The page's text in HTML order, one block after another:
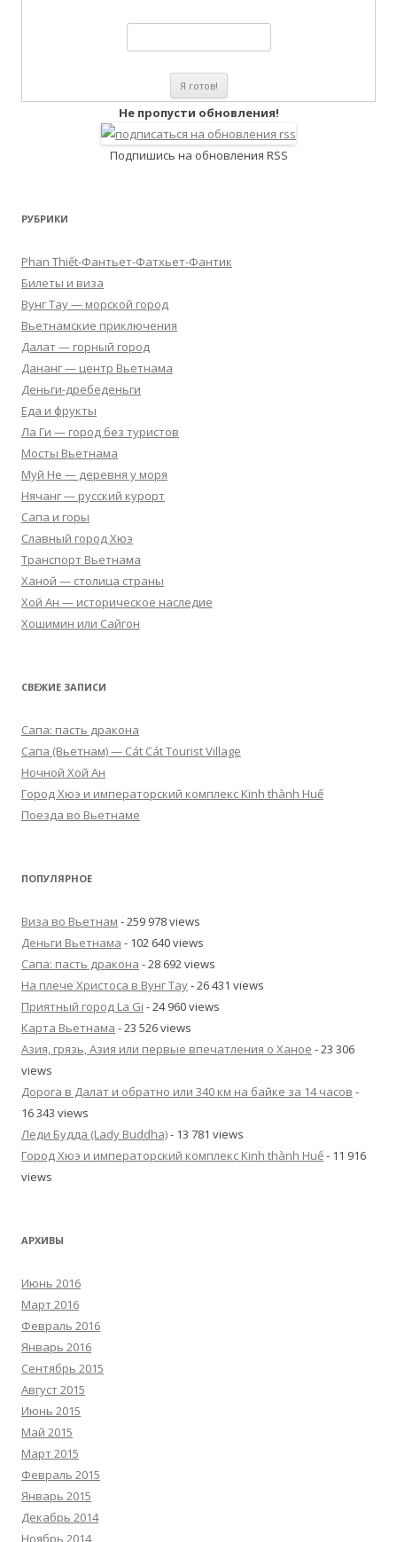
Не пропусти обновления!
Подпишись на обновления RSS
РУБРИКИ
Phan Thiết-Фантьет-Фатхьет-Фантик
Билеты и виза
Вунг Тау — морской город
Вьетнамские приключения
Далат — горный город
Дананг — центр Вьетнама
Деньги-дребеденьги
Еда и фрукты
Ла Ги — город без туристов
Мосты Вьетнама
Муй Не — деревня у моря
Нячанг — русский курорт
Сапа и горы
Славный город Хюэ
Транспорт Вьетнама
Ханой — столица страны
Хой Ан — историческое наследие
Хошимин или Сайгон
СВЕЖИЕ ЗАПИСИ
Сапа: пасть дракона
Cапа (Вьетнам) — Cát Cát Tourist Village
Ночной Хой Ан
Город Хюэ и императорский комплекс Kinh thành Huế
Поезда во Вьетнаме
ПОПУЛЯРНОЕ
Виза во Вьетнам - 259 978 views
Деньги Вьетнама - 102 640 views
Сапа: пасть дракона - 28 692 views
На плече Христоса в Вунг Тау- 26 431 views
Приятный город La Gi - 24 960 views
Карта Вьетнама - 23 526 views
Азия, грязь, Азия или первые впечатления о Ханое - 23 306
views
Дорога в Далат и обратно или 340 км на байке за 14 часов -
16 343 views
Леди Будда (Lady Buddha)- 13 781 views
Город Хюэ и императорский комплекс Kinh thành Huế- 11 916
views
АРХИВЫ
Июнь 2016
Март 2016
Февраль 2016
Январь 2016
Сентябрь 2015
Август 2015
Июнь 2015
Май 2015
Март 2015
Февраль 2015
Январь 2015
Декабрь 2014
Ноябрь 2014